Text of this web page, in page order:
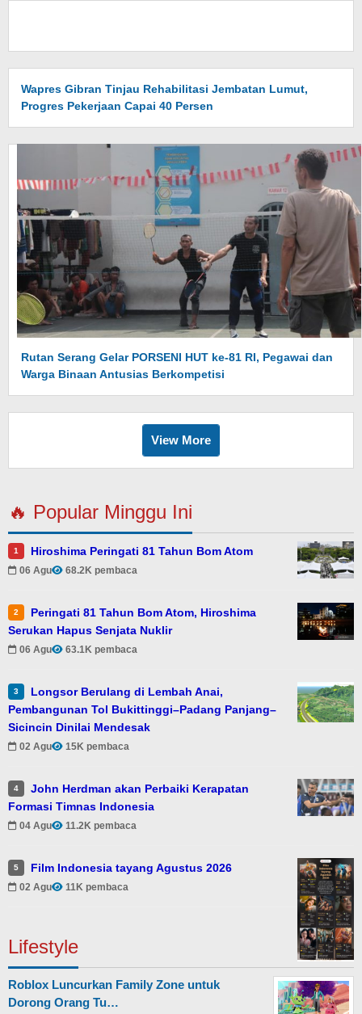
Wapres Gibran Tinjau Rehabilitasi Jembatan Lumut,
Progres Pekerjaan Capai 40 Persen
Rutan Serang Gelar PORSENI HUT ke-81 RI, Pegawai dan
Warga Binaan Antusias Berkompetisi
View More
🔥 Popular Minggu Ini
1 Hiroshima Peringati 81 Tahun Bom Atom
06 Agu 68.2K pembaca
2
Peringati 81 Tahun Bom Atom, Hiroshima
Serukan Hapus Senjata Nuklir
06 Agu 63.1K pembaca
3
Longsor Berulang di Lembah Anai,
Pembangunan Tol Bukittinggi–Padang Panjang–
Sicincin Dinilai Mendesak
02 Agu 15K pembaca
4
John Herdman akan Perbaiki Kerapatan
Formasi Timnas Indonesia
04 Agu 11.2K pembaca
5 Film Indonesia tayang Agustus 2026
02 Agu 11K pembaca
Lifestyle
Roblox Luncurkan Family Zone untuk
Dorong Orang Tu…